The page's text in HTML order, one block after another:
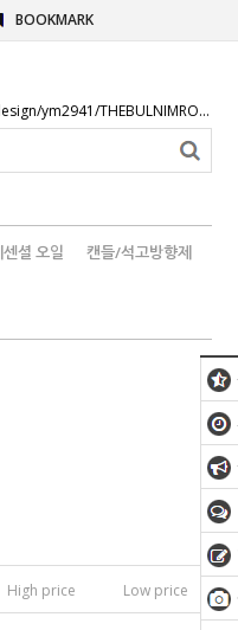
BOOKMARK
/design/ym2941/THEBULNIMROGO.png
셜 오일 캔들/석고방향제
High price Low price